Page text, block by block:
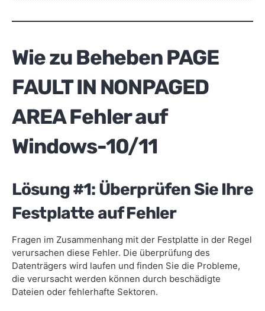
Wie zu Beheben PAGE
FAULT IN NONPAGED
AREA Fehler auf
Windows-10/11
Lösung #1: Überprüfen Sie Ihre
Festplatte auf Fehler
Fragen im Zusammenhang mit der Festplatte in der Regel
verursachen diese Fehler. Die überprüfung des
Datenträgers wird laufen und finden Sie die Probleme,
die verursacht werden können durch beschädigte
Dateien oder fehlerhafte Sektoren.